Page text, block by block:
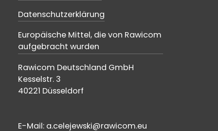
Datenschutzerklärung
Europäische Mittel, die von Rawicom
aufgebracht wurden
Rawicom Deutschland GmbH
Kesselstr. 3
40221 Düsseldorf
E-Mail: a.celejewski@rawicom.eu